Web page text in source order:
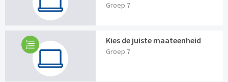
Groep 7
Kies de juiste maateenheid
Groep 7